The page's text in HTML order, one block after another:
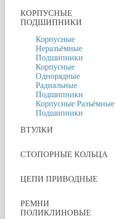
КОРПУСНЫЕ
ПОДШИПНИКИ
Корпусные
Неразъёмные
Подшипники
Корпусные
Однорядные
Радиальные
Подшипники
Корпусные Разъёмные
Подшипники
ВТУЛКИ
СТОПОРНЫЕ КОЛЬЦА
ЦЕПИ ПРИВОДНЫЕ
РЕМНИ
ПОЛИКЛИНОВЫЕ